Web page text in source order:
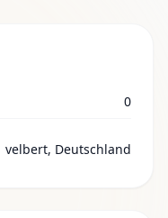
0
velbert, Deutschland